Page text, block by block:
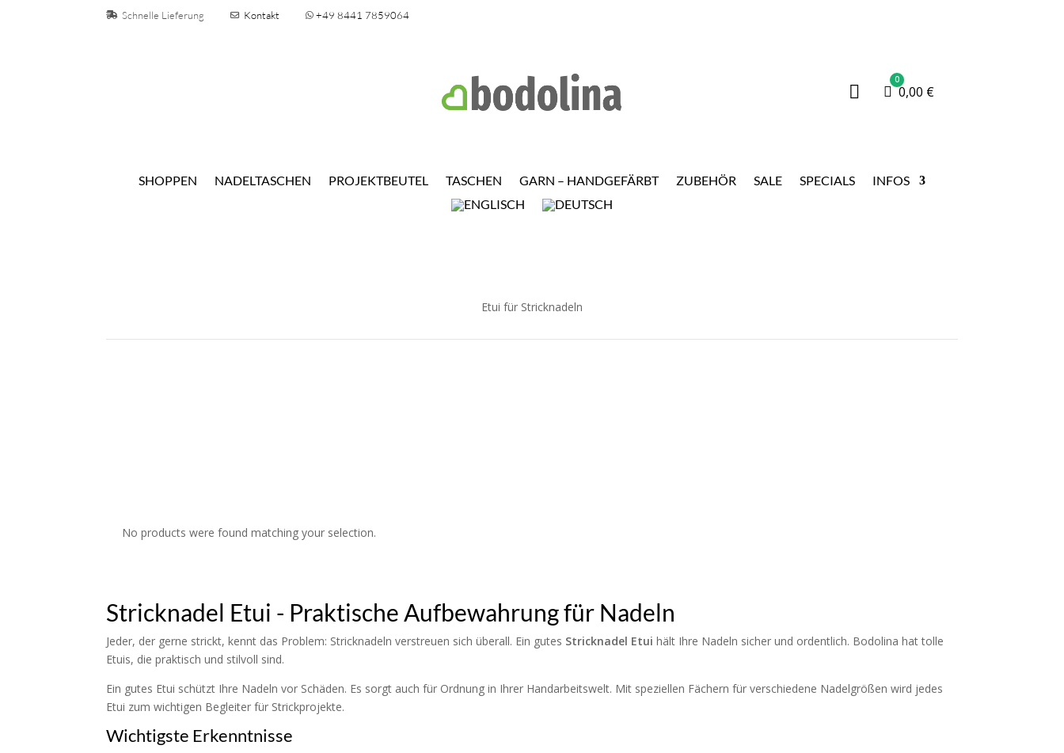
Schnelle Lieferung Kontakt +49 8441 7859064
 Warenkorb
0
0,00 €
SHOPPEN NADELTASCHEN PROJEKTBEUTEL TASCHEN GARN – HANDGEFÄRBT ZUBEHÖR SALE SPECIALS INFOS
Etui für Stricknadeln
No products were found matching your selection.
Stricknadel Etui - Praktische Aufbewahrung für Nadeln
Jeder, der gerne strickt, kennt das Problem: Stricknadeln verstreuen sich überall. Ein gutes Stricknadel Etui hält Ihre Nadeln sicher und ordentlich. Bodolina hat tolle
Etuis, die praktisch und stilvoll sind.
Ein gutes Etui schützt Ihre Nadeln vor Schäden. Es sorgt auch für Ordnung in Ihrer Handarbeitswelt. Mit speziellen Fächern für verschiedene Nadelgrößen wird jedes
Etui zum wichtigen Begleiter für Strickprojekte.
Wichtigste Erkenntnisse